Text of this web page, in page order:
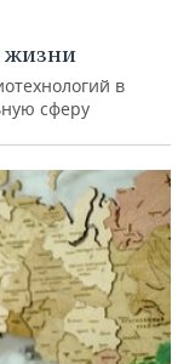
жизни
в
сферу